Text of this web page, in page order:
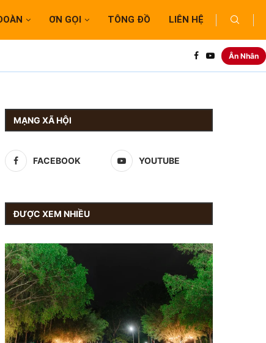
ƠN GỌI TÔNG ĐỒ LIÊN HỆ
Ân Nhân
MẠNG XÃ HỘI
FACEBOOK YOUTUBE
ĐƯỢC XEM NHIỀU